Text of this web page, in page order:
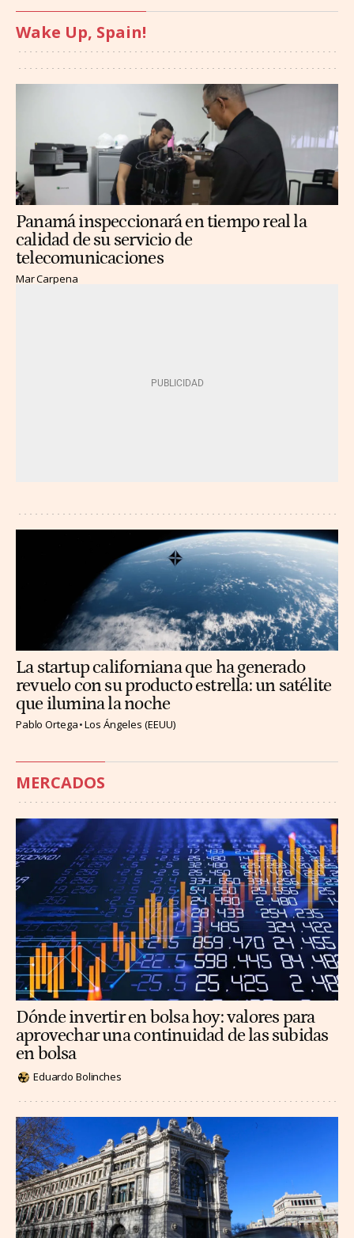
Wake Up, Spain!
Panamá inspeccionará en tiempo real la
calidad de su servicio de
telecomunicaciones
Mar Carpena
La startup californiana que ha generado
revuelo con su producto estrella: un satélite
que ilumina la noche
Pablo Ortega Los Ángeles (EEUU)
MERCADOS
Dónde invertir en bolsa hoy: valores para
aprovechar una continuidad de las subidas
en bolsa
Eduardo Bolinches